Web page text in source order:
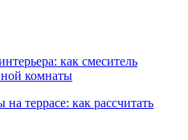
как смеситель
комнаты
террасе: как рассчитать